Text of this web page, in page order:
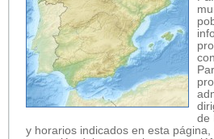
de
y horarios indicados en esta página,